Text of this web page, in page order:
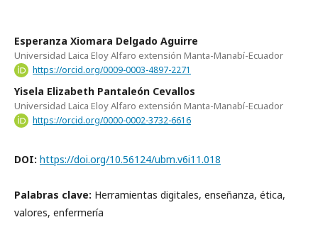
Esperanza Xiomara Delgado Aguirre
Universidad Laica Eloy Alfaro extensión Manta-Manabí-Ecuador
https://orcid.org/0009-0003-4897-2271
Yisela Elizabeth Pantaleón Cevallos
Universidad Laica Eloy Alfaro extensión Manta-Manabí-Ecuador
https://orcid.org/0000-0002-3732-6616
DOI: https://doi.org/10.56124/ubm.v6i11.018
Palabras clave: Herramientas digitales, enseñanza, ética,
valores, enfermería